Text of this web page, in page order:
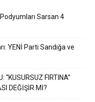
Sarsan 4
YENİ Parti Sandığa ve
“KUSURSUZ FIRTINA”
DEĞİŞİR Mİ?